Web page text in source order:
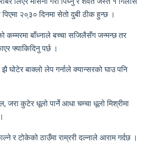
पिएमा २०्३० दिनमा सेतो दुबी ठीक हुन्छ ।
कम्मरमा बाँध्नाले बच्चा सजिलैसँग जन्मन्छ तर
फ्याकिदिनु पर्छ ।
घोटेर बाक्लो लेप गर्नाले क्यान्सरको घाउ पनि
जरा कुटेर धूलो पार्ने आधा चम्चा धूलो मिश्रीमा
र टोकेको ठाउँमा राम्ररी दल्नाले आराम गर्दछ ।